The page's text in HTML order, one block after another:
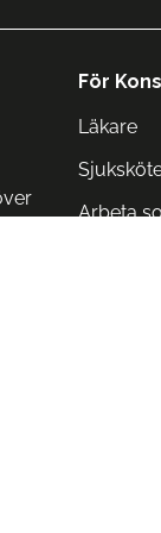
För
Läkare
Arbeta